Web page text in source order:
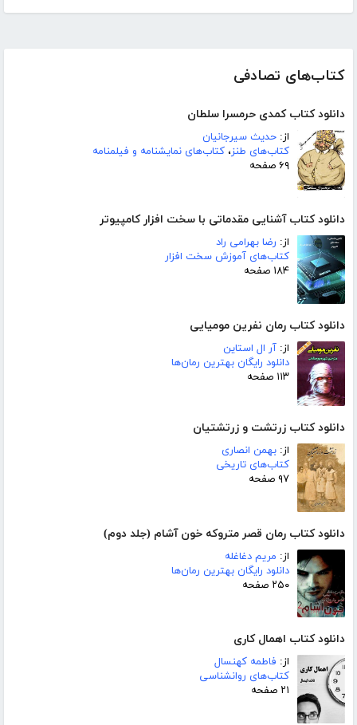
کتاب‌های تصادفی
دانلود کتاب کمدی حرمسرا سلطان
از: حدیث سیرجانیان
کتاب‌های طنز، کتاب‌های نمایشنامه و فیلمنامه
۶۹ صفحه
دانلود کتاب آشنایی مقدماتی با سخت افزار کامپیوتر
از: رضا بهرامی راد
کتاب‌های آموزش سخت افزار
۱۸۴ صفحه
دانلود کتاب رمان نفرین مومیایی
از: آر ال استاین
دانلود رایگان بهترین رمان‌ها
۱۱۳ صفحه
دانلود کتاب زرتشت و زرتشتیان
از: بهمن انصاری
کتاب‌های تاریخی
۹۷ صفحه
دانلود کتاب رمان قصر متروکه خون آشام (جلد دوم)
از: مریم دغاغله
دانلود رایگان بهترین رمان‌ها
۲۵۰ صفحه
دانلود کتاب اهمال کاری
از: فاطمه کهنسال
کتاب‌های روانشناسی
۲۱ صفحه